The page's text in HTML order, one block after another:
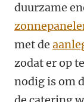
duurzame
met de
zodat er op
nodig is om